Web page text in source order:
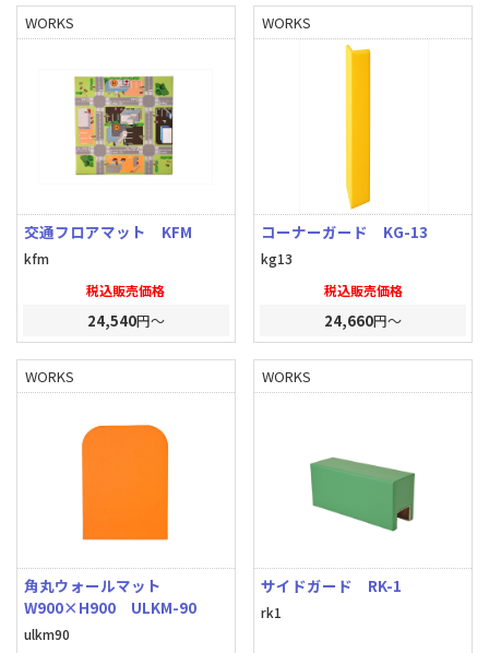
WORKS
交通フロアマット KFM
kfm
税込販売価格
24,540円～
WORKS
コーナーガード KG-13
kg13
税込販売価格
24,660円～
WORKS
角丸ウォールマット
W900×H900 ULKM-90
ulkm90
WORKS
サイドガード RK-1
rk1